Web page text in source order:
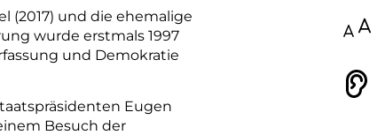
(2017) und die ehemalige
wurde erstmals 1997
und Demokratie
Eugen
Besuch der